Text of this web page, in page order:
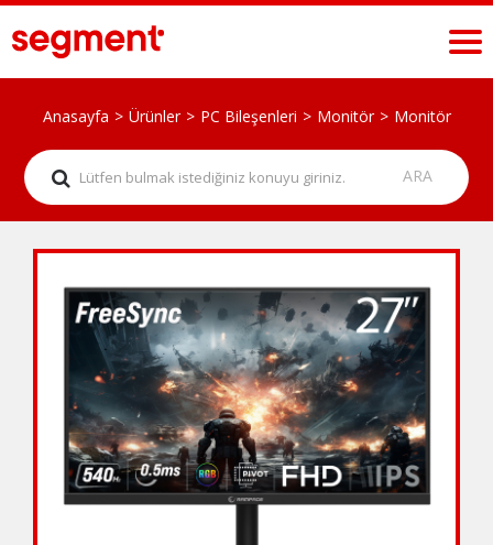
Anasayfa Ürünler PC Bileşenleri Monitör Monitör